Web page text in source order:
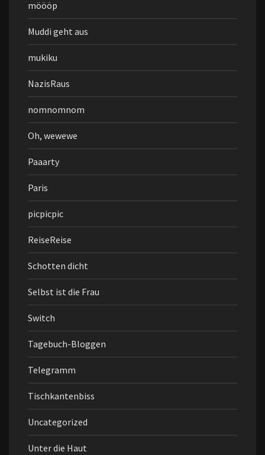
möööp
Muddi geht aus
mukiku
NazisRaus
nomnomnom
Oh, wewewe
Paaarty
Paris
picpicpic
ReiseReise
Schotten dicht
Selbst ist die Frau
Switch
Tagebuch-Bloggen
Telegramm
Tischkantenbiss
Uncategorized
Unter die Haut